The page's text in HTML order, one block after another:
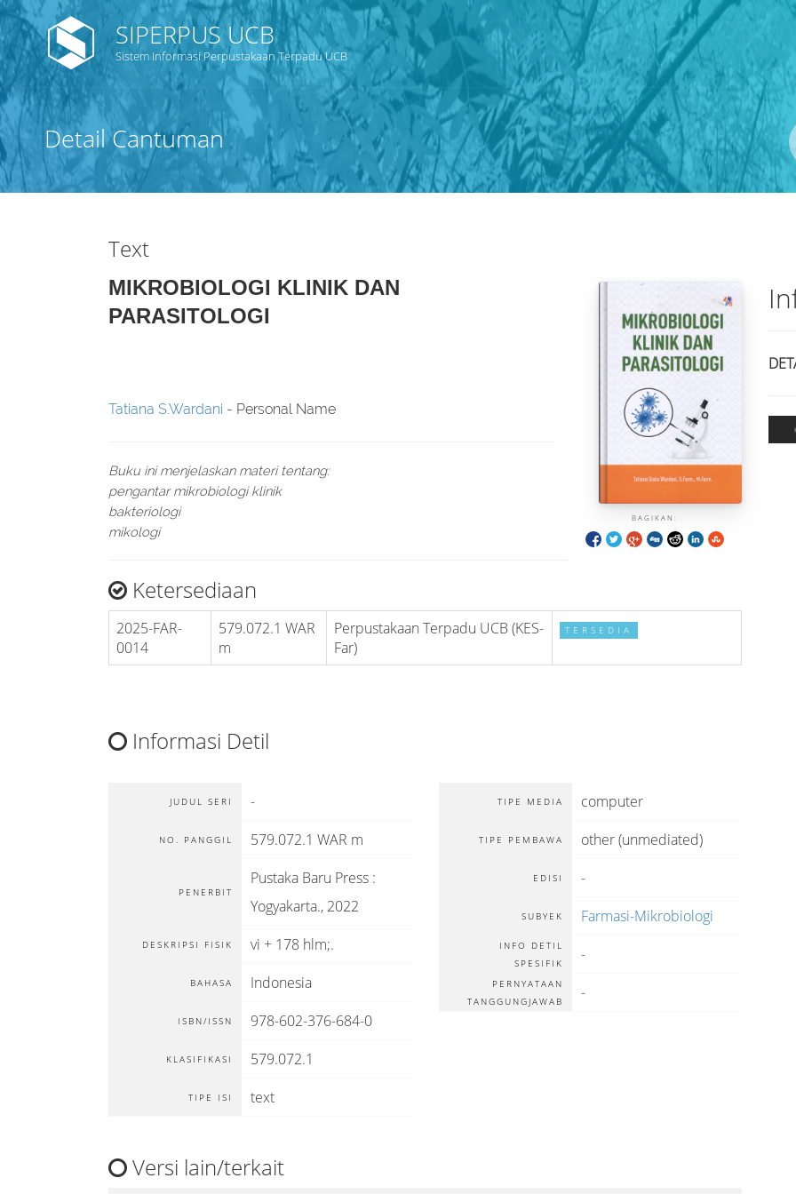
SIPERPUS UCB
Sistem Informasi Perpustakaan Terpadu UCB
Detail Cantuman
Text
MIKROBIOLOGI KLINIK DAN
PARASITOLOGI
BAGIKAN:
Tatiana S.Wardani - Personal Name
Buku ini menjelaskan materi tentang:
pengantar mikrobiologi klinik
bakteriologi
mikologi
Ketersediaan
2025-FAR-
0014
579.072.1 WAR
m
Perpustakaan Terpadu UCB (KES-
Far)
TERSEDIA
Informasi Detil
JUDUL SERI -
NO. PANGGIL 579.072.1 WAR m
PENERBIT
Pustaka Baru Press :
Yogyakarta., 2022
DESKRIPSI FISIK vi + 178 hlm;.
BAHASA Indonesia
ISBN/ISSN 978-602-376-684-0
KLASIFIKASI 579.072.1
TIPE ISI text
TIPE MEDIA computer
TIPE PEMBAWA other (unmediated)
EDISI -
SUBYEK Farmasi-Mikrobiologi
INFO DETIL
SPESIFIK
-
PERNYATAAN
TANGGUNGJAWAB
-
Versi lain/terkait